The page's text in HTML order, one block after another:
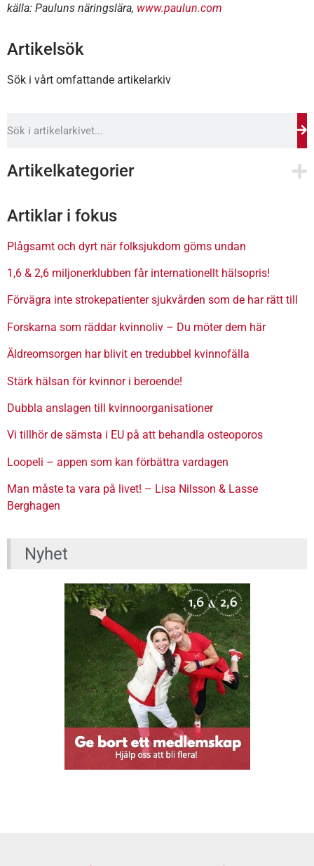
källa: Pauluns näringslära, www.paulun.com
Artikelsök
Sök i vårt omfattande artikelarkiv
Artikelkategorier
Artiklar i fokus
Plågsamt och dyrt när folksjukdom göms undan
1,6 & 2,6 miljonerklubben får internationellt hälsopris!
Förvägra inte strokepatienter sjukvården som de har rätt till
Forskarna som räddar kvinnoliv – Du möter dem här
Äldreomsorgen har blivit en tredubbel kvinnofälla
Stärk hälsan för kvinnor i beroende!
Dubbla anslagen till kvinnoorganisationer
Vi tillhör de sämsta i EU på att behandla osteoporos
Loopeli – appen som kan förbättra vardagen
Man måste ta vara på livet! – Lisa Nilsson & Lasse
Berghagen
Nyhet